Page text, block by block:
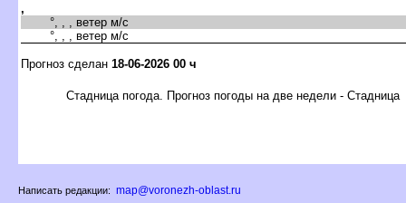
,
°, , , ветер м/с
°, , , ветер м/с
Прогноз сделан 18-06-2026 00 ч
Стадница погода. Прогноз погоды на две недели - Стадница
Написать редакции: map@voronezh-oblast.ru